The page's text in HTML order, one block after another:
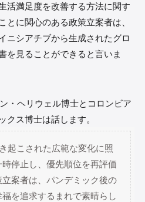
活満足度を改善する方法に関す
とに関心のある政策立案者は、
ニシアチブから生成されたグロ
を見ることができると言いま
・ヘリウェル博士とコロンビア
クス博士は話します。
起こされた広範な変化に照
停止し、優先順位を再評価
案者は、パンデミック後の
を追求するまれで素晴らし